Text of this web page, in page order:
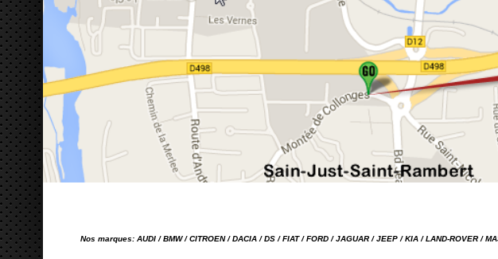
Nos marques: AUDI / BMW / CITROEN / DACIA / DS / FIAT / FORD / JAGUAR / JEEP / KIA / LAND-ROVER /